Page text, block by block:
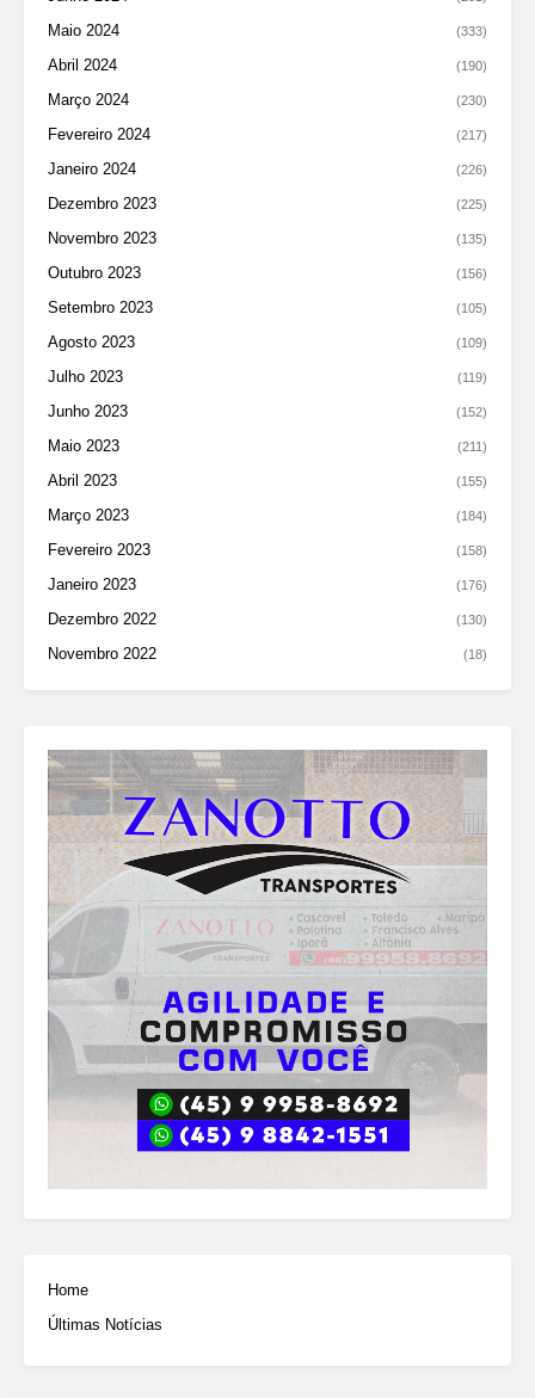
Maio 2024 (333)
Abril 2024 (190)
Março 2024 (230)
Fevereiro 2024 (217)
Janeiro 2024 (226)
Dezembro 2023 (225)
Novembro 2023 (135)
Outubro 2023 (156)
Setembro 2023 (105)
Agosto 2023 (109)
Julho 2023 (119)
Junho 2023 (152)
Maio 2023 (211)
Abril 2023 (155)
Março 2023 (184)
Fevereiro 2023 (158)
Janeiro 2023 (176)
Dezembro 2022 (130)
Novembro 2022 (18)
Home
Últimas Notícias